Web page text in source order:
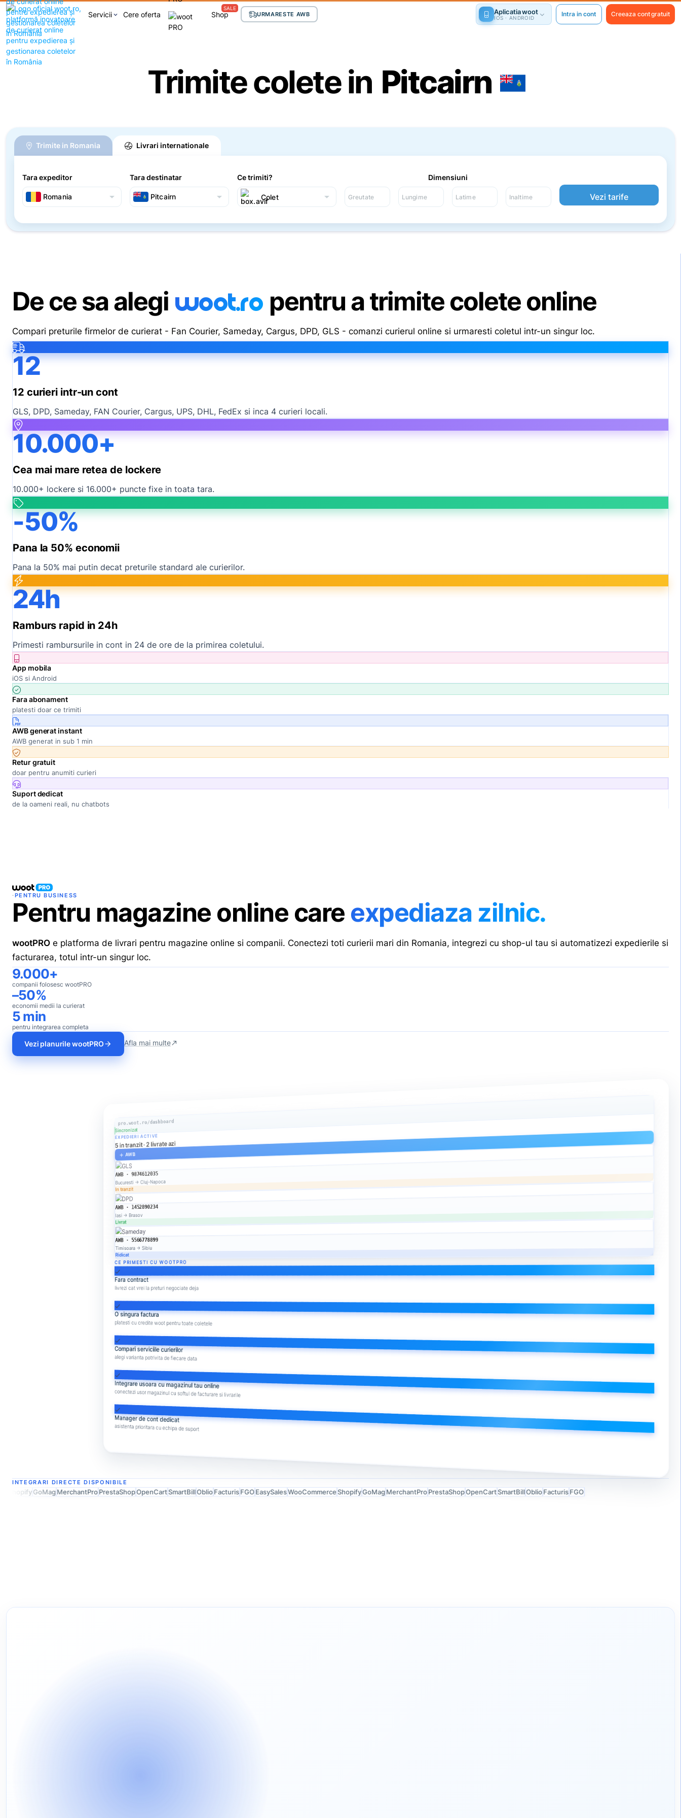
Servicii keyboard_arrow_down Cere oferta Shop
SALE
URMARESTE AWB Aplicatia woot
IOS · ANDROID Intra in cont Creeaza cont gratuit
Trimite colete in Pitcairn
Trimite in Romania Livrari internationale
Tara expeditor
arrow_drop_down
Tara destinatar
arrow_drop_down
Ce trimiti?
Colet arrow_drop_down
Dimensiuni
Greutate Lungime Latime Inaltime Vezi tarife
De ce sa alegi woot.ro pentru a trimite colete online
Compari preturile firmelor de curierat - Fan Courier, Sameday, Cargus, DPD, GLS - comanzi curierul online si urmaresti coletul intr-un singur loc.
12
12 curieri intr-un cont
GLS, DPD, Sameday, FAN Courier, Cargus, UPS, DHL, FedEx si inca 4 curieri locali.
10.000+
Cea mai mare retea de lockere
10.000+ lockere si 16.000+ puncte fixe in toata tara.
-50%
Pana la 50% economii
Pana la 50% mai putin decat preturile standard ale curierilor.
24h
Ramburs rapid in 24h
Primesti rambursurile in cont in 24 de ore de la primirea coletului.
App mobila
iOS si Android
Fara abonament
platesti doar ce trimiti
AWB generat instant
AWB generat in sub 1 min
Retur gratuit
doar pentru anumiti curieri
Suport dedicat
de la oameni reali, nu chatbots
·PENTRU BUSINESS
Pentru magazine online care expediaza zilnic.
wootPRO e platforma de livrari pentru magazine online si companii. Conectezi toti curierii mari din Romania, integrezi cu shop-ul tau si automatizezi expedierile si
facturarea, totul intr-un singur loc.
9.000+
companii folosesc wootPRO
–50%
economii medii la curierat
5 min
pentru integrarea completa
Vezi planurile wootPROarrow_forward Afla mai multenorth_east
pro.woot.ro/dashboard
Sincronizat
EXPEDIERI ACTIVE
5 in tranzit · 2 livrate azi
add AWB
AWB · 9874612035
Bucuresti → Cluj-Napoca
In tranzit
AWB · 1452890234
Iasi → Brasov
Livrat
AWB · 5566778899
Timisoara → Sibiu
Ridicat
CE PRIMESTI CU WOOTPRO
check
Fara contract
livrezi cat vrei la preturi negociate deja
check
O singura factura
platesti cu credite woot pentru toate coletele
check
Compari serviciile curierilor
alegi varianta potrivita de fiecare data
check
Integrare usoara cu magazinul tau online
conectezi usor magazinul cu softul de facturare si livrarile
check
Manager de cont dedicat
asistenta prioritara cu echipa de suport
INTEGRARI DIRECTE DISPONIBILE
GoMagMerchantProPrestaShopOpenCartSmartBillOblioFacturisFGOEasySalesWooCommerceShopifyGoMagMerchantProPrestaShopOpenCartSmartBillOblioFacturisFGO